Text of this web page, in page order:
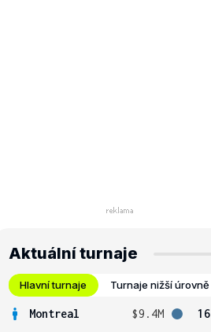
Aktuální turnaje
Hlavní turnaje Turnaje nižší úrovně
Montreal $9.4M
16